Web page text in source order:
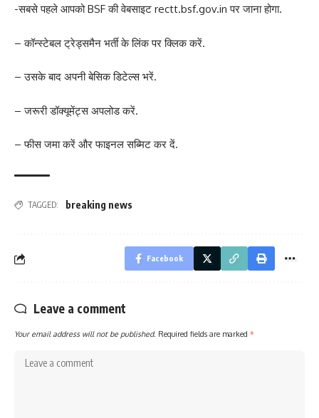
-सबसे पहले आपको BSF की वेबसाइट rectt.bsf.gov.in पर जाना होगा.
– कॉन्स्टेबल ट्रेड्समैन भर्ती के लिंक पर क्लिक करें.
– उसके बाद अपनी बेसिक डिटेल्स भरें.
– जरूरी डॉक्यूमेंट्स अपलोड करें.
– फीस जमा करें और फाइनल सब्मिट कर दें.
TAGGED: breaking news
Facebook
Leave a comment
Your email address will not be published. Required fields are marked *